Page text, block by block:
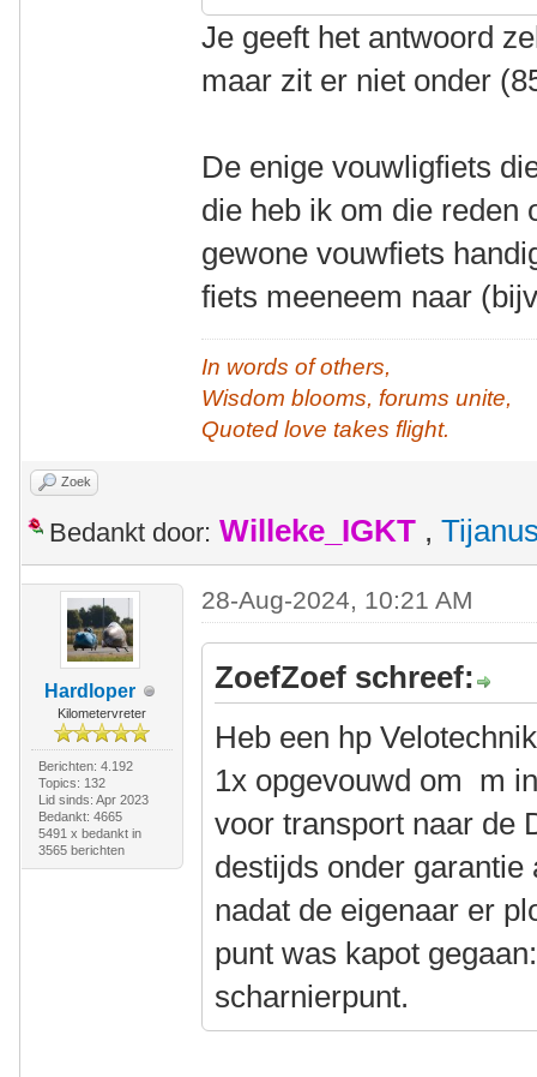
Je geeft het antwoord
maar zit er niet onder
De enige vouwligfiets
die heb ik om die reden
gewone vouwfiets
fiets meeneem naar
In words of others,
Wisdom blooms, forums unite,
Quoted love takes flight.
Zoek
Bedankt door: Willeke_IGKT ,
Hardloper
Kilometervreter
Berichten: 4.192
Topics: 132
Lid sinds: Apr 2023
Bedankt: 4665
5491 x bedankt in
3565 berichten
28-Aug-2024, 10:21 AM
ZoefZoef schreef:
Heb een hp
1x opgevouwd om m
voor transport naar de
destijds onder
nadat de eigenaar er
punt was kapot
scharnierpunt.